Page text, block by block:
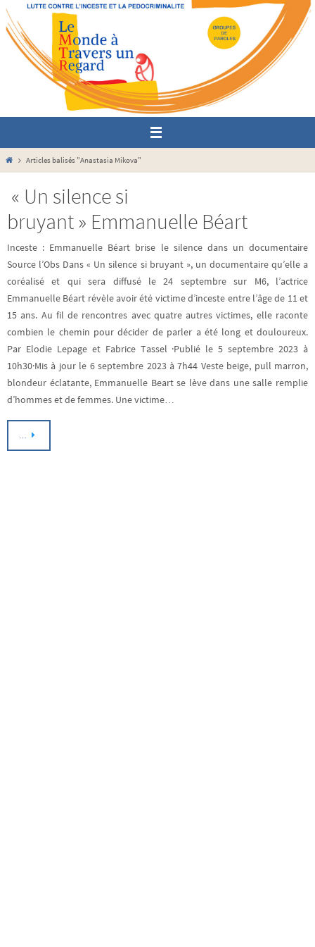
Passer
vers
contenu
HomeArticles balisés "Anastasia Mikova"
« Un silence si
bruyant » Emmanuelle Béart
Inceste : Emmanuelle Béart brise le silence dans un documentaire
Source l’Obs Dans « Un silence si bruyant », un documentaire qu’elle a
coréalisé et qui sera diffusé le 24 septembre sur M6, l’actrice
Emmanuelle Béart révèle avoir été victime d’inceste entre l’âge de 11 et
15 ans. Au fil de rencontres avec quatre autres victimes, elle raconte
combien le chemin pour décider de parler a été long et douloureux.
Par Elodie Lepage et Fabrice Tassel ·Publié le 5 septembre 2023 à
10h30·Mis à jour le 6 septembre 2023 à 7h44 Veste beige, pull marron,
blondeur éclatante, Emmanuelle Beart se lève dans une salle remplie
d’hommes et de femmes. Une victime…
…